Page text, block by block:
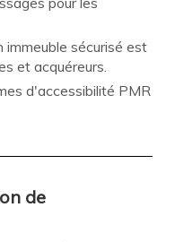
immeuble sécurisé est
et acquéreurs.
d'accessibilité PMR
de